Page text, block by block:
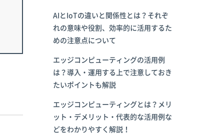
AIとIoTの違いと関係性とは？それぞ
れの意味や役割、効率的に活用するた
めの注意点について
エッジコンピューティングの活用例
は？導入・運用する上で注意しておき
たいポイントも解説
エッジコンピューティングとは？メリ
ット・デメリット・代表的な活用例な
どをわかりやすく解説！